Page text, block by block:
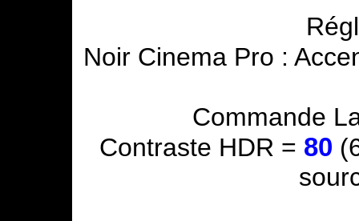
Noir Cinema Pro :
Commande
Contraste HDR = 80